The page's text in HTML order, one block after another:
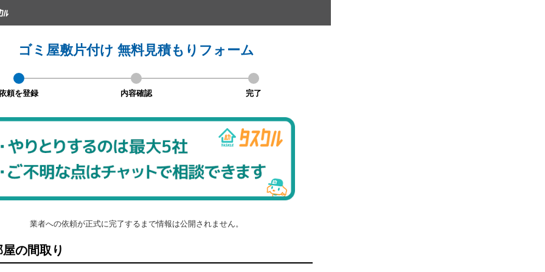
ゴミ屋敷片付け 無料見積もりフォーム
頼を登録 内容確認 完了
業者への依頼が正式に完了するまで情報は公開されません。
の間取り